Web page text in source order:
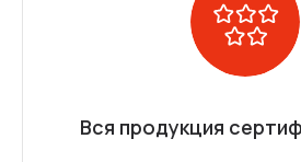
Вся продукция